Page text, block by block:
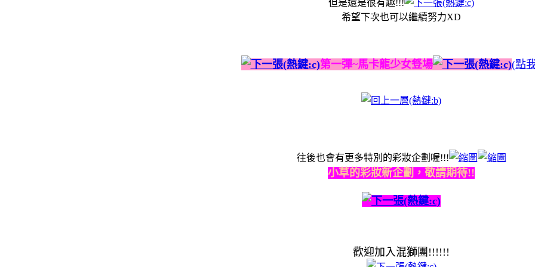
但是還是很有趣!!!
希望下次也可以繼續努力XD
第一彈~馬卡龍少女豋場 (點
往後也會有更多特別的彩妝企劃喔!!!
小草的彩妝新企劃，敬請期待!!
歡迎加入混獅團!!!!!!